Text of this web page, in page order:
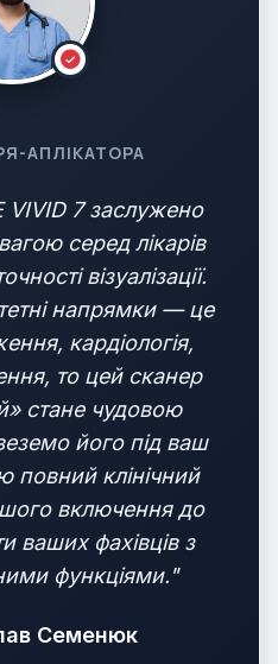
АПЛІКАТОРА
VIVID 7 заслужено
серед лікарів
візуалізації.
напрямки — це
кардіологія,
то цей сканер
стане чудовою
його під ваш
повний клінічний
включення до
ваших фахівців з
функціями."
Семенюк